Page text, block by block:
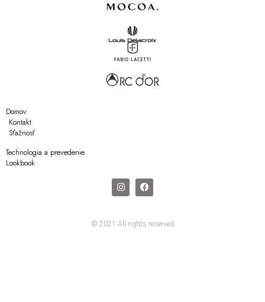
Domov
Kontakt
Sťažnosť
Technologia a prevedenie
Lookbook
© 2021 All rights reserved